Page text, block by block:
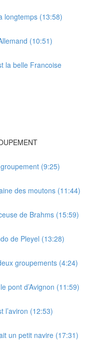
longtemps (13:58)
(10:51)
la belle Francoise
(9:25)
des moutons (11:44)
de Brahms (15:59)
de Pleyel (13:28)
groupements (4:24)
pont d’Avignon (11:59)
l’aviron (12:53)
un petit navire (17:31)